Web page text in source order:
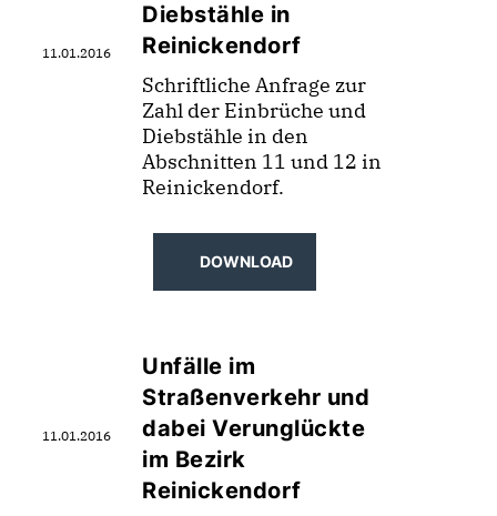
11.01.2016
Diebstähle in
Reinickendorf
Schriftliche Anfrage zur
Zahl der Einbrüche und
Diebstähle in den
Abschnitten 11 und 12 in
Reinickendorf.
DOWNLOAD
11.01.2016
Unfälle im
Straßenverkehr und
dabei Verunglückte
im Bezirk
Reinickendorf